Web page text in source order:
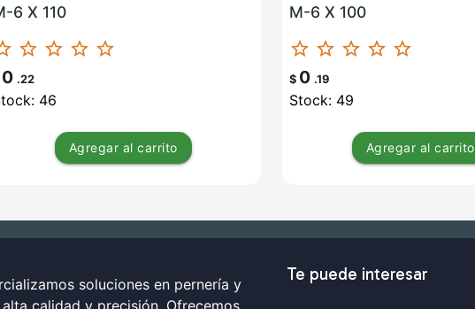
6 X 110
star_border star_border star_border star_border
0 .22
46
Agregar al carrito
M-6 X 100
star_border star_border star_border star_border star_border
$ 0 .19
Stock: 49
Agregar al carrito
soluciones en pernería y
Te puede interesar